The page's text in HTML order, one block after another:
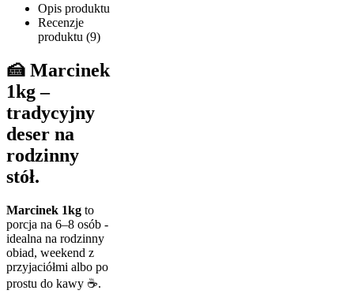
Opis produktu
Recenzje
produktu (9)
🍰 Marcinek
1kg –
tradycyjny
deser na
rodzinny
stół.
Marcinek 1kg to
porcja na 6–8 osób -
idealna na rodzinny
obiad, weekend z
przyjaciółmi albo po
prostu do kawy ☕.